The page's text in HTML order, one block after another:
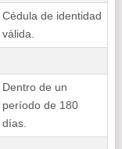
Cédula de identidad
válida.
Dentro de un
período de 180
días.